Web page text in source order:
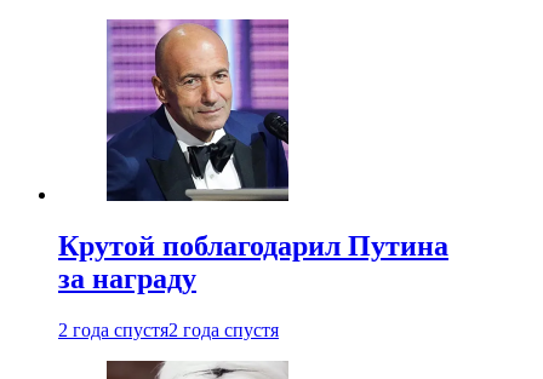
Крутой поблагодарил Путина
за награду
2 года спустя2 года спустя